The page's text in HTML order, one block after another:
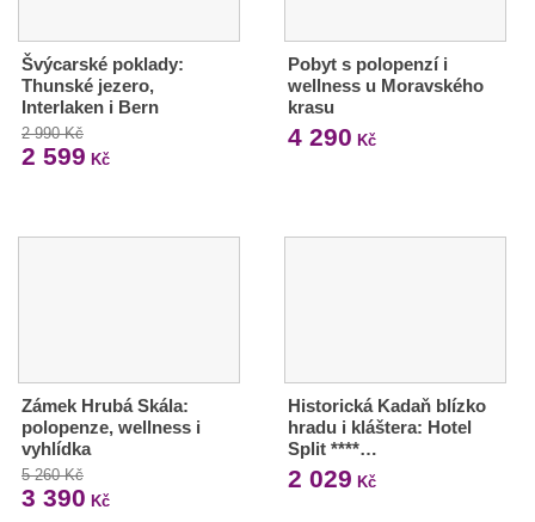
Švýcarské poklady:
Thunské jezero,
Interlaken i Bern
2 990 Kč
2 599 Kč
Pobyt s polopenzí i
wellness u Moravského
krasu
4 290 Kč
Zámek Hrubá Skála:
polopenze, wellness i
vyhlídka
5 260 Kč
3 390 Kč
Historická Kadaň blízko
hradu i kláštera: Hotel
Split ****…
2 029 Kč